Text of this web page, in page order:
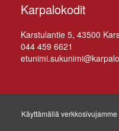
Käyttämällä
Karpalokodit
Kars­tu­lan­tie 5, 43500
044 459 6621
© Karstulan